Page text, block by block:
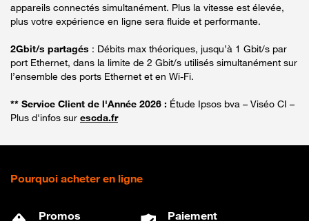
appareils connectés simultanément. Plus la vitesse est élevée,
plus votre expérience en ligne sera fluide et performante.
2Gbit/s partagés : Débits max théoriques, jusqu’à 1 Gbit/s par
port Ethernet, dans la limite de 2 Gbit/s utilisés simultanément sur
l’ensemble des ports Ethernet et en Wi-Fi.
** Service Client de l'Année 2026 : Étude Ipsos bva – Viséo CI –
Plus d'infos sur escda.fr
Pourquoi acheter en ligne
Promos
Paiement